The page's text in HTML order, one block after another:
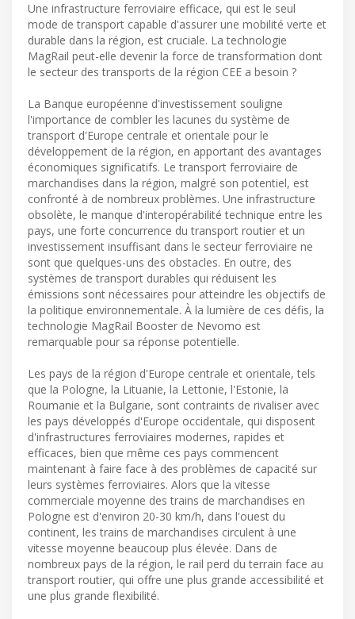
Une infrastructure ferroviaire efficace, qui est le seul
mode de transport capable d'assurer une mobilité verte et
durable dans la région, est cruciale. La technologie
MagRail peut-elle devenir la force de transformation dont
le secteur des transports de la région CEE a besoin ?
La Banque européenne d'investissement souligne
l'importance de combler les lacunes du système de
transport d'Europe centrale et orientale pour le
développement de la région, en apportant des avantages
économiques significatifs. Le transport ferroviaire de
marchandises dans la région, malgré son potentiel, est
confronté à de nombreux problèmes. Une infrastructure
obsolète, le manque d'interopérabilité technique entre les
pays, une forte concurrence du transport routier et un
investissement insuffisant dans le secteur ferroviaire ne
sont que quelques-uns des obstacles. En outre, des
systèmes de transport durables qui réduisent les
émissions sont nécessaires pour atteindre les objectifs de
la politique environnementale. À la lumière de ces défis, la
technologie MagRail Booster de Nevomo est
remarquable pour sa réponse potentielle.
Les pays de la région d'Europe centrale et orientale, tels
que la Pologne, la Lituanie, la Lettonie, l'Estonie, la
Roumanie et la Bulgarie, sont contraints de rivaliser avec
les pays développés d'Europe occidentale, qui disposent
d'infrastructures ferroviaires modernes, rapides et
efficaces, bien que même ces pays commencent
maintenant à faire face à des problèmes de capacité sur
leurs systèmes ferroviaires. Alors que la vitesse
commerciale moyenne des trains de marchandises en
Pologne est d'environ 20-30 km/h, dans l'ouest du
continent, les trains de marchandises circulent à une
vitesse moyenne beaucoup plus élevée. Dans de
nombreux pays de la région, le rail perd du terrain face au
transport routier, qui offre une plus grande accessibilité et
une plus grande flexibilité.